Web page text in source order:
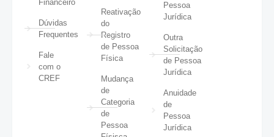
Financeiro
Dúvidas
Frequentes
Fale
com o
CREF
Reativação
do
Registro
de Pessoa
Física
Mudança
de
Categoria
de
Pessoa
Pessoa
Jurídica
Outra
Solicitação
de Pessoa
Jurídica
Anuidade
de
Pessoa
Jurídica